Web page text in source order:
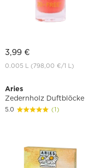
3,99 €
0.005 L (798,00 €/1 L)
Aries
Zedernholz Duftblöcke
5.0 (1)